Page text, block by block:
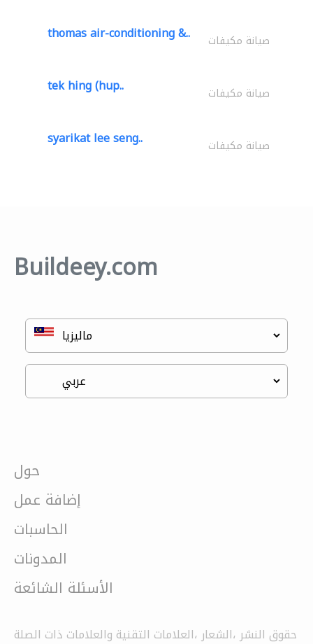
thomas air-conditioning &.. صيانة مكيفات
tek hing (hup.. صيانة مكيفات
syarikat lee seng.. صيانة مكيفات
Buildeey.com
حول
إضافة عمل
الحاسبات
المدونات
الأسئلة الشائعة
حقوق النشر ،الشعار ،العلامات التقنية والعلامات ذات الصلة